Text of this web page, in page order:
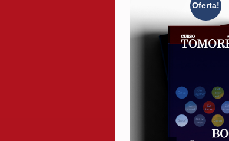
Oferta!